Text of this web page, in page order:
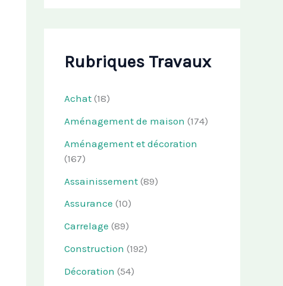
Rubriques Travaux
Achat (18)
Aménagement de maison (174)
Aménagement et décoration
(167)
Assainissement (89)
Assurance (10)
Carrelage (89)
Construction (192)
Décoration (54)